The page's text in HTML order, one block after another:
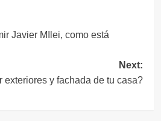
Javier MIlei, como está
Next:
exteriores y fachada de tu casa?